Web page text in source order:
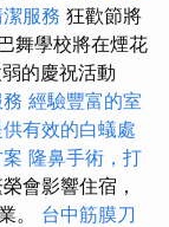
服務 狂歡節將
舞學校將在煙花
的慶祝活動
經驗豐富的室
有效的白蟻處
隆鼻手術，打
會影響住宿，
。 台中筋膜刀